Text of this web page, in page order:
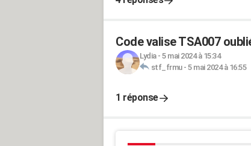
Code valise TSA007
Lydia- 5 mai 2024 à 15:34
stf_frmu- 5 mai 2024 à 16:55
1 réponse